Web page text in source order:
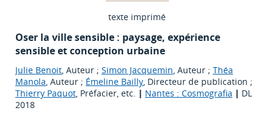
texte imprimé
Oser la ville sensible : paysage, expérience
sensible et conception urbaine
Julie Benoit, Auteur ; Simon Jacquemin, Auteur ; Théa
Manola, Auteur ; Émeline Bailly, Directeur de publication ;
Thierry Paquot, Préfacier, etc. | Nantes : Cosmografia | DL
2018